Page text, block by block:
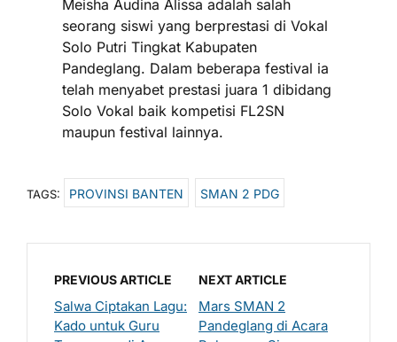
Meisha Audina Alissa adalah salah
seorang siswi yang berprestasi di Vokal
Solo Putri Tingkat Kabupaten
Pandeglang. Dalam beberapa festival ia
telah menyabet prestasi juara 1 dibidang
Solo Vokal baik kompetisi FL2SN
maupun festival lainnya.
TAGS: PROVINSI BANTEN SMAN 2 PDG
PREVIOUS ARTICLE
Salwa Ciptakan Lagu:
Kado untuk Guru
NEXT ARTICLE
Mars SMAN 2
Pandeglang di Acara